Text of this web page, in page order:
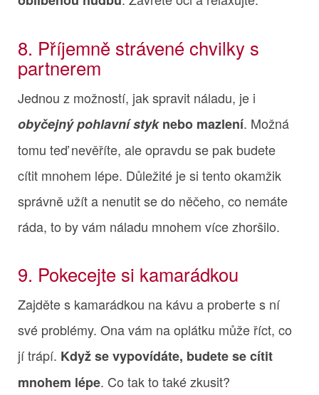
8. Příjemně strávené chvilky s
partnerem
Jednou z možností, jak spravit náladu, je i
obyčejný pohlavní styknebo mazlení. Možná
tomu teď nevěříte, ale opravdu se pak budete
cítit mnohem lépe. Důležité je si tento okamžik
správně užít a nenutit se do něčeho, co nemáte
ráda, to by vám náladu mnohem více zhoršilo.
9. Pokecejte si kamarádkou
Zajděte s kamarádkou na kávu a proberte s ní
své problémy. Ona vám na oplátku může říct, co
jí trápí. Když se vypovídáte, budete se cítit
mnohem lépe. Co tak to také zkusit?